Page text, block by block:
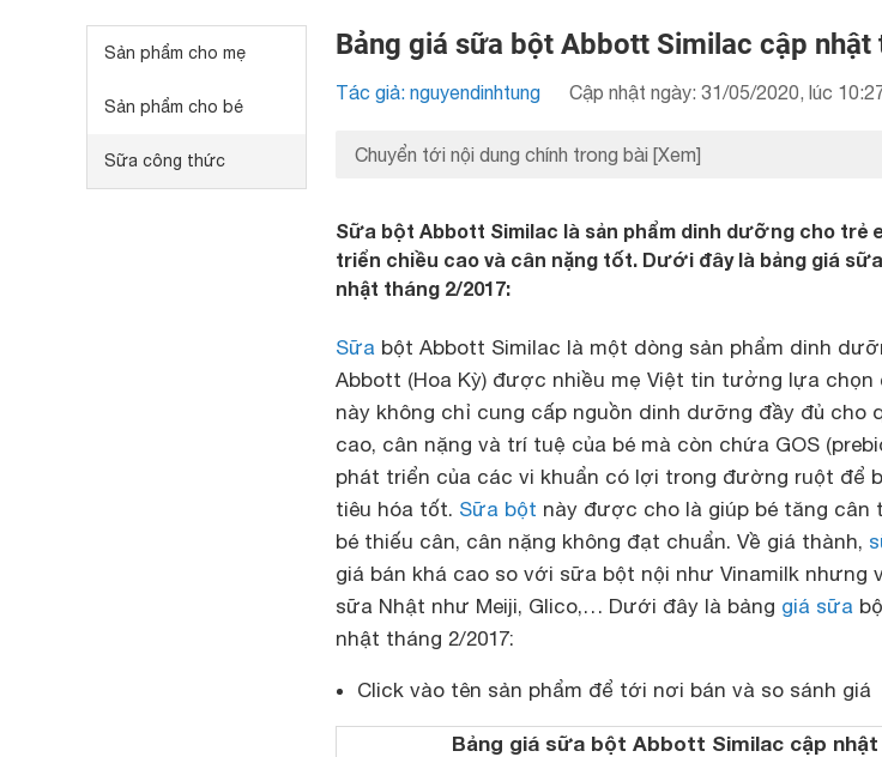
Sản phẩm cho mẹ
Sản phẩm cho bé
Sữa công thức
Bảng giá sữa bột Abbott Similac cập
Tác giả: nguyendinhtung Cập nhật ngày: 31/05/2020, lúc
Chuyển tới nội dung chính trong bài [Xem]
Sữa bột Abbott Similac là sản phẩm dinh dưỡng cho trẻ
triển chiều cao và cân nặng tốt. Dưới đây là bảng giá
nhật tháng 2/2017:
Sữa bột Abbott Similac là một dòng sản phẩm dinh
Abbott (Hoa Kỳ) được nhiều mẹ Việt tin tưởng lựa chọn
này không chỉ cung cấp nguồn dinh dưỡng đầy đủ cho
cao, cân nặng và trí tuệ của bé mà còn chứa GOS
phát triển của các vi khuẩn có lợi trong đường ruột để
tiêu hóa tốt. Sữa bột này được cho là giúp bé tăng cân
bé thiếu cân, cân nặng không đạt chuẩn. Về giá thành,
giá bán khá cao so với sữa bột nội như Vinamilk nhưng
sữa Nhật như Meiji, Glico,… Dưới đây là bảng giá sữa
nhật tháng 2/2017:
Click vào tên sản phẩm để tới nơi bán và so sánh giá
Bảng giá sữa bột Abbott Similac cập nhật